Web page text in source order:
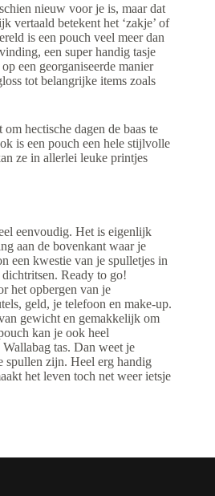
nieuw voor je is, maar dat
vertaald betekent het ‘zakje’ of
is een pouch veel meer dan
een super handig tasje
een georganiseerde manier
tot belangrijke items zoals
hectische dagen de baas te
is een pouch een hele stijlvolle
ze in allerlei leuke printjes
eenvoudig. Het is eigenlijk
aan de bovenkant waar je
een kwestie van je spulletjes in
Ready to go!
het opbergen van je
geld, je telefoon en make-up.
gewicht en gemakkelijk om
kan je ook heel
tas. Dan weet je
spullen zijn. Heel erg handig
het leven toch net weer ietsje